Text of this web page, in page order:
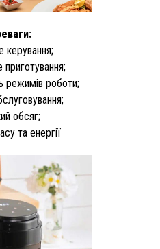
керування;
режимів роботи;
обсяг;
та енергії